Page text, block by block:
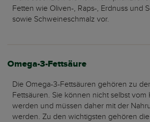
Fetten wie Oliven-, Raps-, Erdnuss und
sowie Schweineschmalz vor.
Omega-3-Fettsäure
Die Omega-3-Fettsäuren gehören zu
Fettsäuren. Sie können nicht selbst vom
werden und müssen daher mit der
werden. Zu den wichtigsten gehören die